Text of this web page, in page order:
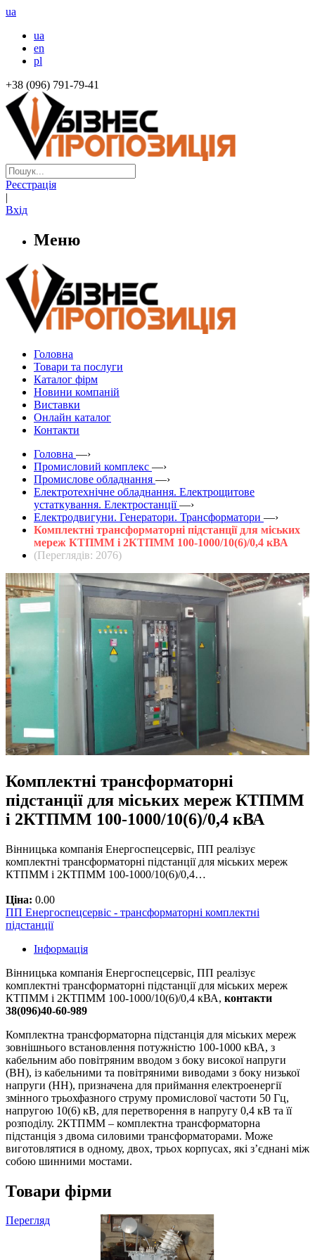
ua
ua
en
pl
+38 (096) 791-79-41
Реєстрація
|
Вхід
Меню
Головна
Товари та послуги
Каталог фірм
Новини компаній
Виставки
Онлайн каталог
Контакти
Головна —›
Промисловий комплекс —›
Промислове обладнання —›
Електротехнічне обладнання. Електрощитове
устаткування. Електростанції —›
Електродвигуни. Генератори. Трансформатори —›
Комплектні трансформаторні підстанції для міських
мереж КТПММ і 2КТПММ 100-1000/10(6)/0,4 кВА
(Переглядів: 2076)
Комплектні трансформаторні
підстанції для міських мереж КТПММ
і 2КТПММ 100-1000/10(6)/0,4 кВА
Вінницька компанія Енергоспецсервіс, ПП реалізує
комплектні трансформаторні підстанції для міських мереж
КТПММ і 2КТПММ 100-1000/10(6)/0,4…
Ціна: 0.00
ПП Енергоспецсервіс - трансформаторні комплектні
підстанції
Інформація
Вінницька компанія Енергоспецсервіс, ПП реалізує
комплектні трансформаторні підстанції для міських мереж
КТПММ і 2КТПММ 100-1000/10(6)/0,4 кВА, контакти
38(096)40-60-989
Комплектна трансформаторна підстанція для міських мереж
зовнішнього встановлення потужністю 100-1000 кВА, з
кабельним або повітряним вводом з боку високої напруги
(ВН), із кабельними та повітряними виводами з боку низької
напруги (НН), призначена для приймання електроенергії
змінного трьохфазного струму промислової частоти 50 Гц,
напругою 10(6) кВ, для перетворення в напругу 0,4 кВ та її
розподілу. 2КТПММ – комплектна трансформаторна
підстанція з двома силовими трансформаторами. Може
виготовлятися в одному, двох, трьох корпусах, які з’єднані між
собою шинними мостами.
Товари фірми
Перегляд